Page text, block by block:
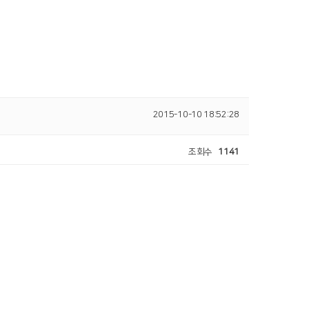
2015-10-10 18:52:28
조회수 1141